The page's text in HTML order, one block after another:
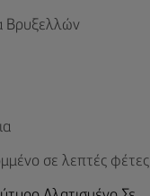
Βρυξελλών
σε λεπτές φέτες